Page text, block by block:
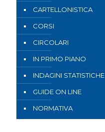
CARTELLONISTICA
CORSI
CIRCOLARI
IN PRIMO PIANO
INDAGINI STATISTICHE
GUIDE ON LINE
NORMATIVA